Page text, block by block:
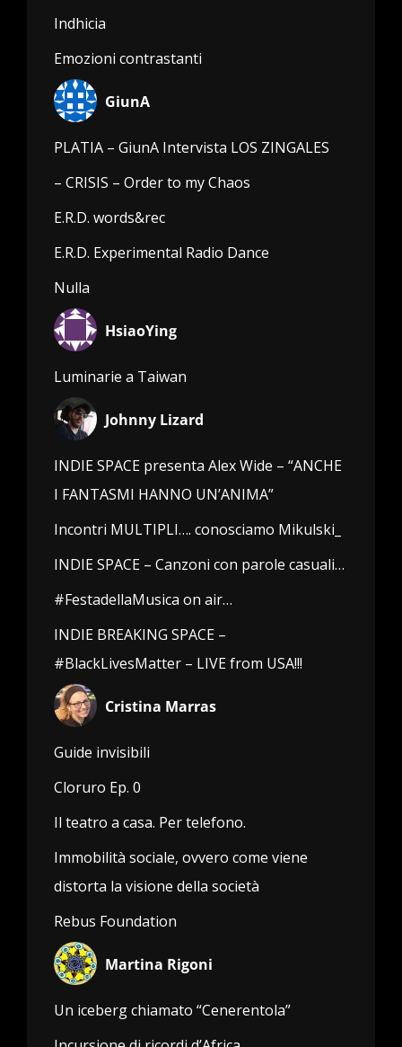
Indhicia
Emozioni contrastanti
GiunA
PLATIA – GiunA Intervista LOS ZINGALES
– CRISIS – Order to my Chaos
E.R.D. words&rec
E.R.D. Experimental Radio Dance
Nulla
HsiaoYing
Luminarie a Taiwan
Johnny Lizard
INDIE SPACE presenta Alex Wide – “ANCHE
I FANTASMI HANNO UN’ANIMA”
Incontri MULTIPLI…. conosciamo Mikulski_
INDIE SPACE – Canzoni con parole casuali…
#FestadellaMusica on air…
INDIE BREAKING SPACE –
#BlackLivesMatter – LIVE from USA!!!
Cristina Marras
Guide invisibili
Cloruro Ep. 0
Il teatro a casa. Per telefono.
Immobilità sociale, ovvero come viene
distorta la visione della società
Rebus Foundation
Martina Rigoni
Un iceberg chiamato “Cenerentola”